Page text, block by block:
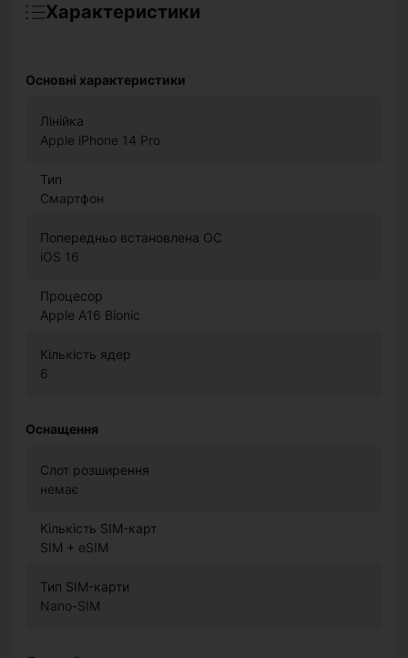
Характеристики
Основні характеристики
Лінійка
Apple iPhone 14 Pro
Тип
Смартфон
Попередньо встановлена ОС
iOS 16
Процесор
Apple A16 Bionic
Кількість ядер
6
Оснащення
Слот розширення
немає
Кількість SIM-карт
SIM + eSIM
Тип SIM-карти
Nano-SIM